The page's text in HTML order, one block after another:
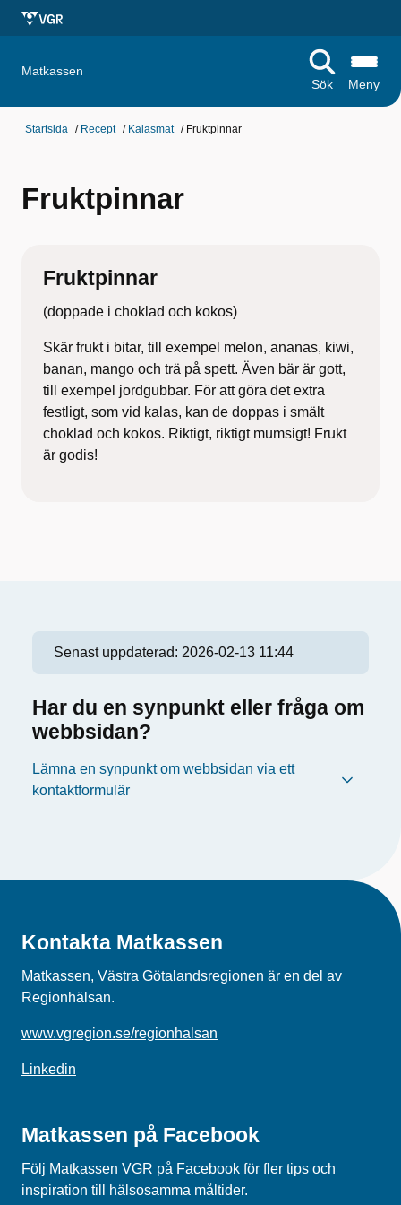
Matkassen
Sök
Meny
Startsida / Recept / Kalasmat / Fruktpinnar
Fruktpinnar
Fruktpinnar
(doppade i choklad och kokos)
Skär frukt i bitar, till exempel melon, ananas, kiwi,
banan, mango och trä på spett. Även bär är gott,
till exempel jordgubbar. För att göra det extra
festligt, som vid kalas, kan de doppas i smält
choklad och kokos. Riktigt, riktigt mumsigt! Frukt
är godis!
Senast uppdaterad: 2026-02-13 11:44
Har du en synpunkt eller fråga om
webbsidan?
Lämna en synpunkt om webbsidan via ett
kontaktformulär
Kontakta Matkassen
Matkassen, Västra Götalandsregionen är en del av
Regionhälsan.
www.vgregion.se/regionhalsan
Linkedin
Matkassen på Facebook
Följ Matkassen VGR på Facebook för fler tips och
inspiration till hälsosamma måltider.